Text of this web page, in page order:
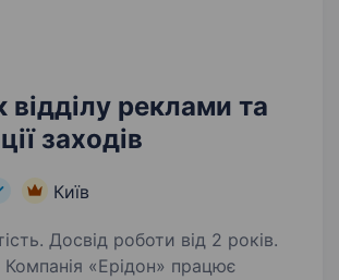
відділу реклами та
заходів
Київ
Досвід роботи від 2 років.